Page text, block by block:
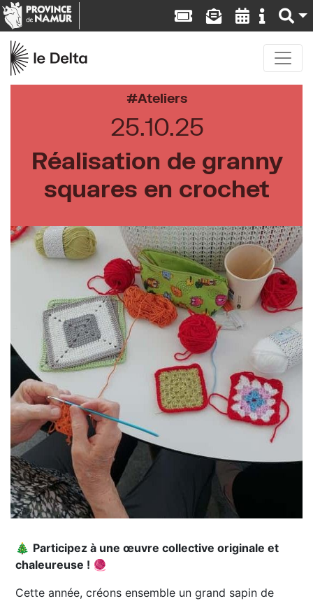
Ateliers
25.10.25
Réalisation de granny
squares en crochet
🎄 Participez à une œuvre collective originale et
chaleureuse ! 🧶
Cette année, créons ensemble un grand sapin de